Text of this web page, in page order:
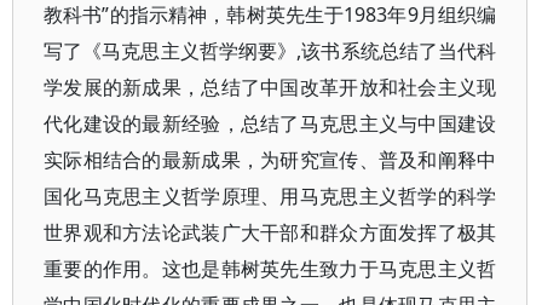
教科书”的指示精神，韩树英先生于1983年9月组织编
写了《马克思主义哲学纲要》,该书系统总结了当代科
学发展的新成果，总结了中国改革开放和社会主义现
代化建设的最新经验，总结了马克思主义与中国建设
实际相结合的最新成果，为研究宣传、普及和阐释中
国化马克思主义哲学原理、用马克思主义哲学的科学
世界观和方法论武装广大干部和群众方面发挥了极其
重要的作用。这也是韩树英先生致力于马克思主义哲